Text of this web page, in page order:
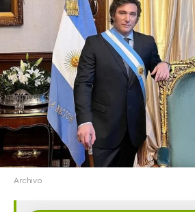
Archivo